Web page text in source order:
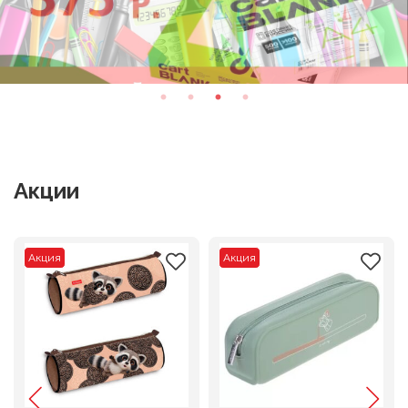
Акции
Акция Акция